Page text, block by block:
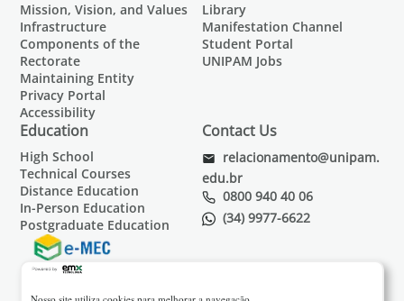
Mission, Vision, and Values
Infrastructure
Components of the
Rectorate
Maintaining Entity
Privacy Portal
Accessibility
Library
Manifestation Channel
Student Portal
UNIPAM Jobs
Education
High School
Technical Courses
Distance Education
In-Person Education
Postgraduate Education
Contact Us
relacionamento@unipam.
edu.br
0800 940 40 06
(34) 9977-6622